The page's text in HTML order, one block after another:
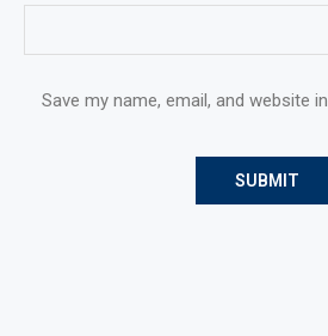
Save my name, email, and website